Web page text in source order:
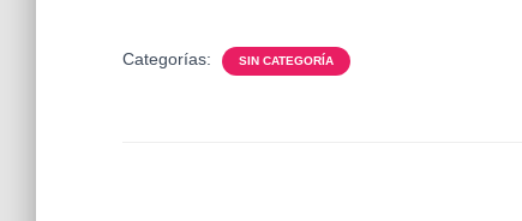
Categorías: SIN CATEGORÍA